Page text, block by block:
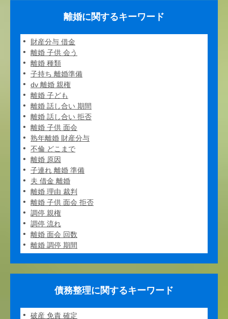
離婚に関するキーワード
財産分与 借金
離婚 子供 会う
離婚 種類
子持ち 離婚準備
dv 離婚 親権
離婚 子ども
離婚 話し合い 期間
離婚 話し合い 拒否
離婚 子供 面会
熟年離婚 財産分与
不倫 どこまで
離婚 原因
子連れ 離婚 準備
夫 借金 離婚
離婚 理由 裁判
離婚 子供 面会 拒否
調停 親権
調停 流れ
離婚 面会 回数
離婚 調停 期間
債務整理に関するキーワード
破産 免責 確定